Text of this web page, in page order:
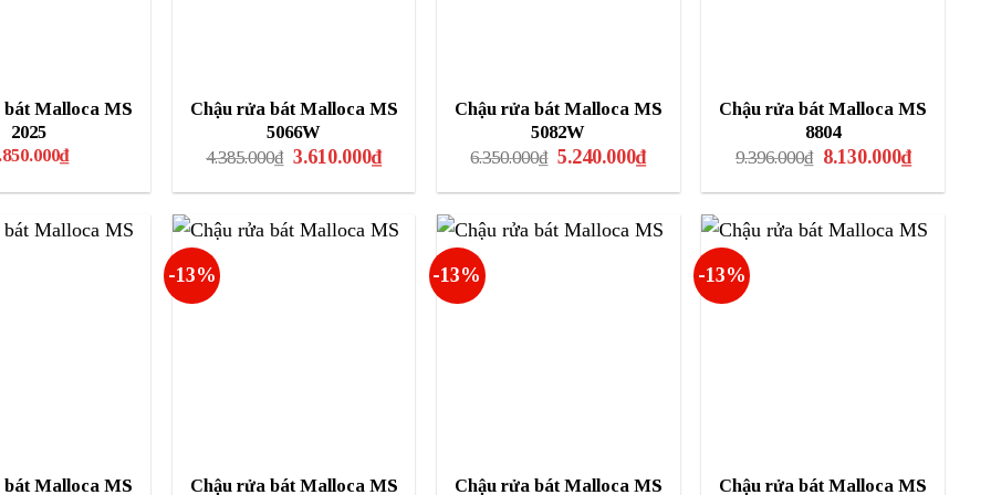
bát Malloca MS
2025
₫
Chậu rửa bát Malloca MS
5066W
4.385.000₫ Giá
là:
3.610.000₫Giá
hiện
tại
3.610.000₫.
Chậu rửa bát Malloca MS
5082W
6.350.000₫ Giá
là:
5.240.000₫Giá
hiện
tại
5.240.000₫.
Chậu rửa bát Malloca MS
8804
9.396.000₫ Giá
là:
8.130.000₫Giá
hiện
tại
8.130.000₫.
bát Malloca MS
-13%
Chậu rửa bát Malloca MS
-13%
Chậu rửa bát Malloca MS
-13%
Chậu rửa bát Malloca MS